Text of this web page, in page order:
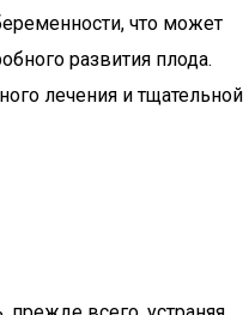
что может
развития плода.
лечения и тщательной